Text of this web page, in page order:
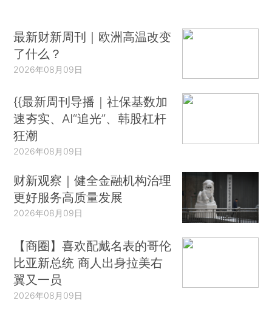
最新财新周刊｜欧洲高温改变
了什么？
2026年08月09日
{{最新周刊导播｜社保基数加
速夯实、AI“追光”、韩股杠杆
狂潮
2026年08月09日
财新观察｜健全金融机构治理
更好服务高质量发展
2026年08月09日
【商圈】喜欢配戴名表的哥伦
比亚新总统 商人出身拉美右
翼又一员
2026年08月09日